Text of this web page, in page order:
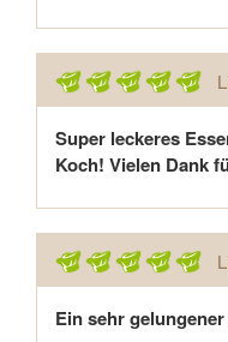
Super leckeres
Koch! Vielen Dank
Ein sehr